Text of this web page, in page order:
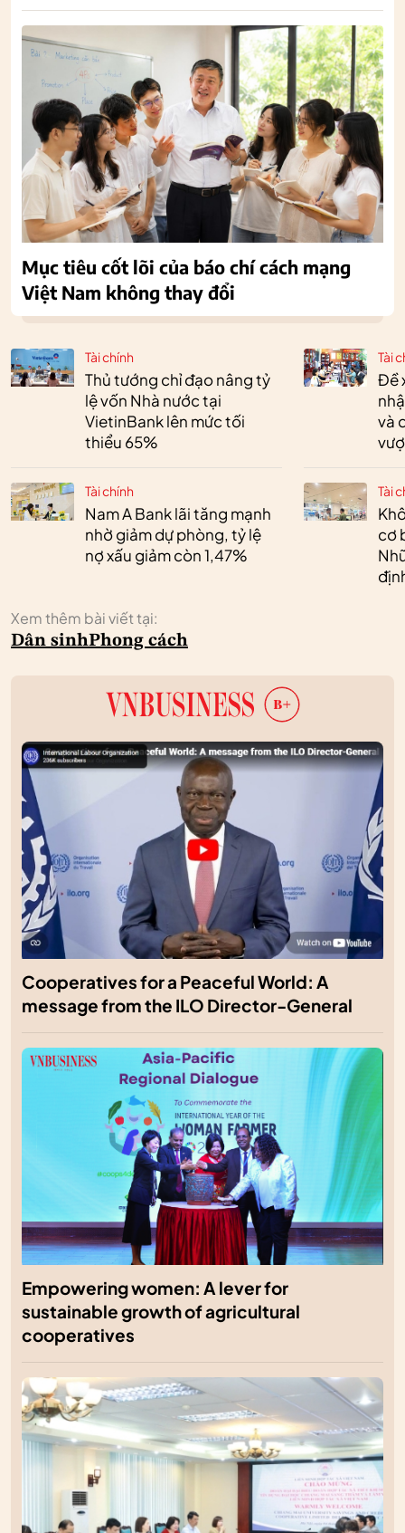
Tài chính
Thủ tướng chỉ đạo nâng tỷ
lệ vốn Nhà nước tại
VietinBank lên mức tối
thiểu 65%
Tài chính
Nam A Bank lãi tăng mạnh
nhờ giảm dự phòng, tỷ lệ
nợ xấu giảm còn 1,47%
Tài
Đề
và
Tài
cơ
Xem thêm bài viết tại:
Dân sinhPhong cách
Mục tiêu cốt lõi của báo chí cách mạng
Việt Nam không thay đổi
Cooperatives for a Peaceful World: A
message from the ILO Director-General
Empowering women: A lever for
sustainable growth of agricultural
cooperatives